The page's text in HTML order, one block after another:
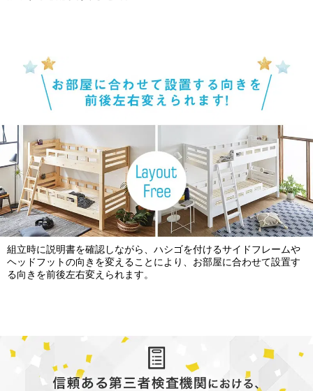
組立時に説明書を確認しながら、ハシゴを付けるサイドフレームや
ヘッドフットの向きを変えることにより、お部屋に合わせて設置す
る向きを前後左右変えられます。